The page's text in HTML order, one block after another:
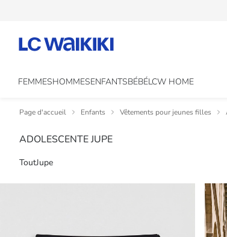
FEMMESHOMMESENFANTSBÉBÉLCW HOME
Page d'accueil Enfants Vêtements pour jeunes filles
ADOLESCENTE JUPE
ToutJupe